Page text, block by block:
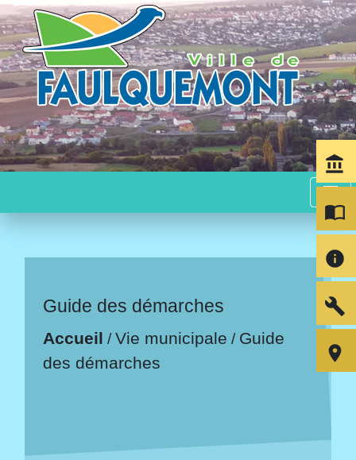
menu
Guide des démarches
Accueil /Vie municipale / Guide
des démarches
account_balance
import_contacts
info
build
room